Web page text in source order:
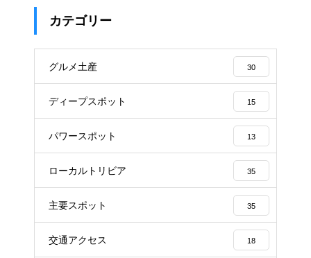
カテゴリー
グルメ土産 30
ディープスポット 15
パワースポット 13
ローカルトリビア 35
主要スポット 35
交通アクセス 18